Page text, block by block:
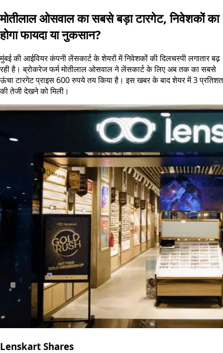
मोतीलाल ओसवाल का सबसे बड़ा टारगेट, निवेशकों का
होगा फायदा या नुकसान?
मुंबई की आईवियर कंपनी लेंसकार्ट के शेयरों में निवेशकों की दिलचस्पी लगातार बढ़
रही है। ब्रोकरेज फर्म मोतीलाल ओसवाल ने लेंसकार्ट के लिए अब तक का सबसे
ऊंचा टारगेट प्राइस 600 रुपये तय किया है। इस खबर के बाद शेयर में 3 प्रतिशत
की तेजी देखने को मिली।
Lenskart Shares